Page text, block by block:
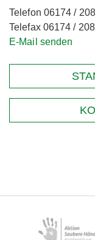
Telefon 06174 /
Telefax 06174 /
E-Mail senden